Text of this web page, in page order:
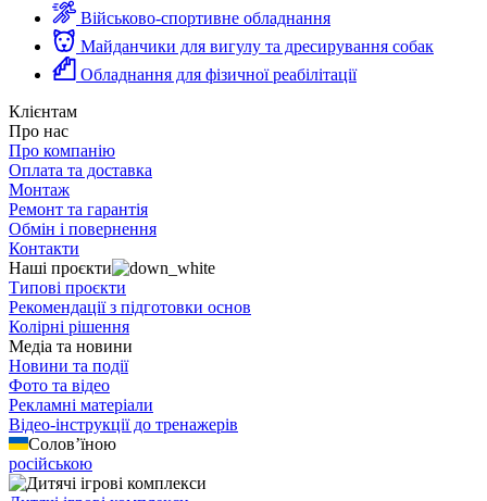
Військово-спортивне обладнання
Майданчики для вигулу та дресирування собак
Обладнання для фізичної реабілітації
Клієнтам
Про нас
Про компанію
Оплата та доставка
Монтаж
Ремонт та гарантія
Обмін і повернення
Контакти
Наші проєкти
Типові проєкти
Рекомендації з підготовки основ
Колірні рішення
Медіа та новини
Новини та події
Фото та відео
Рекламні матеріали
Відео-інструкції до тренажерів
Солов’їною
російською